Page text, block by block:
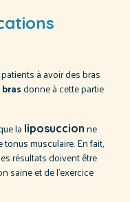
à avoir des bras
donne à cette partie
la liposuccion ne
musculaire. En fait,
résultats doivent être
saine et de l'exercice